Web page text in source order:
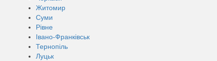
Житомир
Суми
Рівне
Івано-Франківськ
Тернопіль
Луцьк